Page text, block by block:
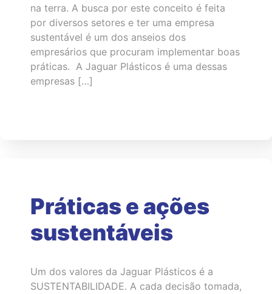
na terra. A busca por este conceito é feita
por diversos setores e ter uma empresa
sustentável é um dos anseios dos
empresários que procuram implementar boas
práticas. A Jaguar Plásticos é uma dessas
empresas […]
Práticas e ações
sustentáveis
Um dos valores da Jaguar Plásticos é a
SUSTENTABILIDADE. A cada decisão tomada,